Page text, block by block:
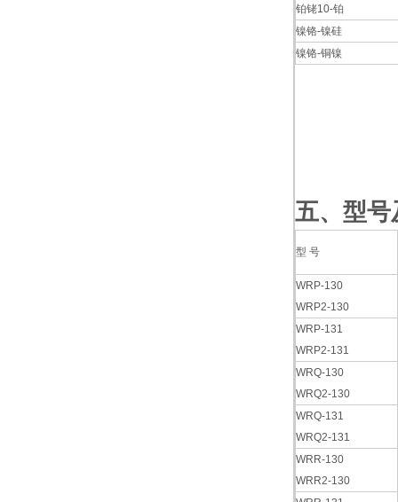
铂铑10-铂
镍铬-镍硅
镍铬-铜镍
五、型号
型 号
WRP-130
WRP2-130
WRP-131
WRP2-131
WRQ-130
WRQ2-130
WRQ-131
WRQ2-131
WRR-130
WRR2-130